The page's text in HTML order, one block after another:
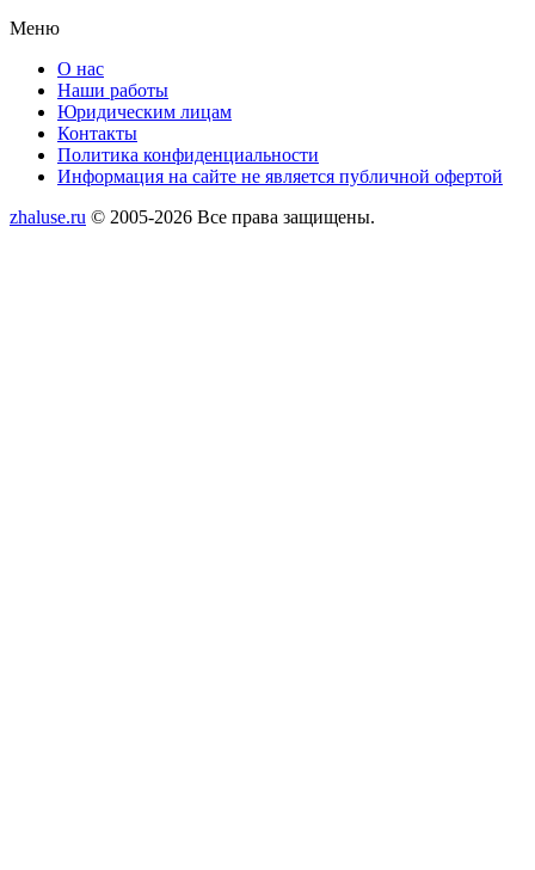
Меню
О нас
Наши работы
Юридическим лицам
Контакты
Политика конфиденциальности
Информация на сайте не является публичной офертой
zhaluse.ru © 2005-2026 Все права защищены.